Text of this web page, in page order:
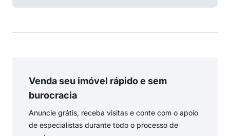
Venda seu imóvel rápido e sem
burocracia
Anuncie grátis, receba visitas e conte com o apoio
de especialistas durante todo o processo de